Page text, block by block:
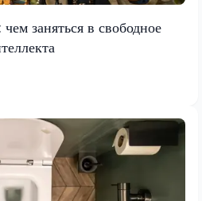
заняться в свободное